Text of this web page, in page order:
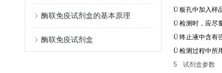
酶联免疫试剂盒的基本原理
酶联免疫试剂盒
Ü 板孔中加入样
Ü 检测时，应尽
Ü 终止液中含有
Ü 检测过程中所
5 试剂盒参数